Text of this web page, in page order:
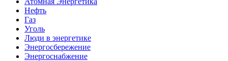
Нефть
Газ
Уголь
Люди в энергетике
Энергосбережение
Энергоснабжение